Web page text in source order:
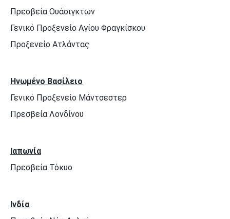
Πρεσβεία Ουάσιγκτων
Γενικό Προξενείο Αγίου Φραγκίσκου
Προξενείο Ατλάντας
Ηνωμένο Βασίλειο
Γενικό Προξενείο Μάντσεστερ
Πρεσβεία Λονδίνου
Ιαπωνία
Πρεσβεία Τόκυο
Ινδία